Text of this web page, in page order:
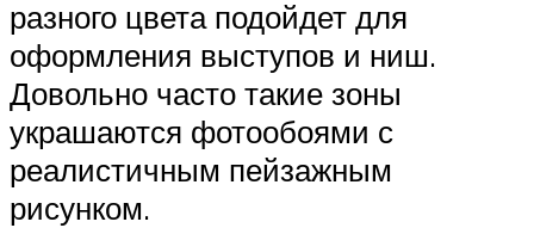
разного цвета подойдет для
оформления выступов и ниш.
Довольно часто такие зоны
украшаются фотообоями с
реалистичным пейзажным
рисунком.